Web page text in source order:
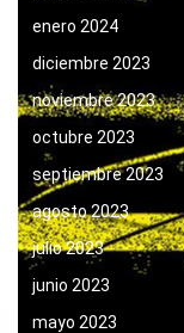
enero 2024
diciembre 2023
noviembre 2023
octubre 2023
septiembre 2023
agosto 2023
julio 2023
junio 2023
mayo 2023